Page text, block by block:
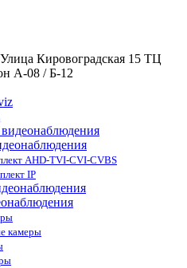
Кировоградская 15 ТЦ
А-08 / Б-12
AHD-TVI-CVI-CVBS
IP
камеры